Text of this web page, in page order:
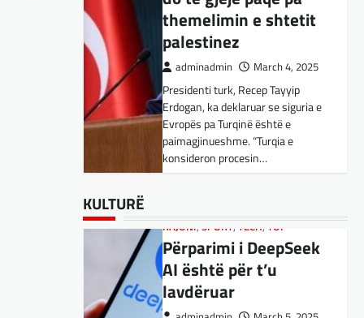
themelimin e shtetit
palestinez
adminadmin March 4, 2025
Presidenti turk, Recep Tayyip
Erdogan, ka deklaruar se siguria e
Evropës pa Turqinë është e
paimagjinueshme. “Turqia e
konsideron procesin…
Konkurrenti francez i
Starlink pa aksionet e
tij të trefishohen në
vlerë pasi Trump
KULTURË
pasojat e mundshme
adminadmin
Sipas studiuesve, përdoruesit që
përdorin shpesh ChatGPT për
biseda jopersonale, duke
përfshirë kërkimin e këshillave,
shpjegimet konceptuale dhe
ndihmën për…
RAJONI,SPORT, TECH, TOP
Përparimi i DeepSeek
AI është për t’u
lavdëruar
SPORT,VENDI
FFM pranon
kërkesën e
Shkëndija ndaj
Vardarit do të luaj të
dielën
adminadmin
2024